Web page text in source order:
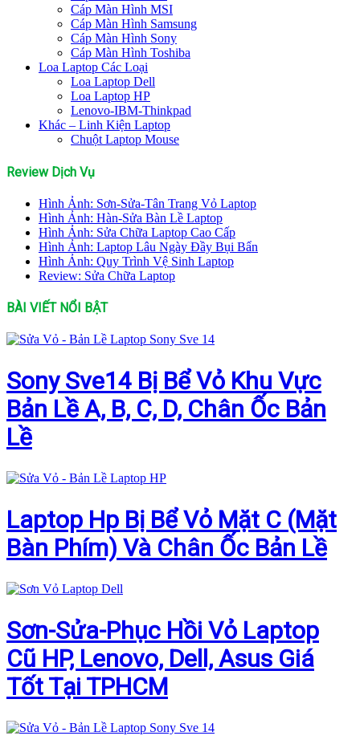
Cáp Màn Hình MSI
Cáp Màn Hình Samsung
Cáp Màn Hình Sony
Cáp Màn Hình Toshiba
Loa Laptop Các Loại
Loa Laptop Dell
Loa Laptop HP
Lenovo-IBM-Thinkpad
Khác – Linh Kiện Laptop
Chuột Laptop Mouse
Review Dịch Vụ
Hình Ảnh: Sơn-Sửa-Tân Trang Vỏ Laptop
Hình Ảnh: Hàn-Sửa Bàn Lề Laptop
Hình Ảnh: Sửa Chữa Laptop Cao Cấp
Hình Ảnh: Laptop Lâu Ngày Đầy Bụi Bẩn
Hình Ảnh: Quy Trình Vệ Sinh Laptop
Review: Sửa Chữa Laptop
BÀI VIẾT NỔI BẬT
Sony Sve14 Bị Bể Vỏ Khu Vực
Bản Lề A, B, C, D, Chân Ốc Bản
Lề
Laptop Hp Bị Bể Vỏ Mặt C (Mặt
Bàn Phím) Và Chân Ốc Bản Lề
Sơn-Sửa-Phục Hồi Vỏ Laptop
Cũ HP, Lenovo, Dell, Asus Giá
Tốt Tại TPHCM